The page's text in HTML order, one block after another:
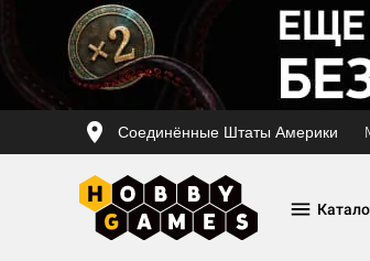
Соединённые Штаты Америки